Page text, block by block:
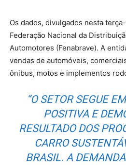
Os dados, divulgados nesta
Federação Nacional da
Automotores (Fenabrave). A
vendas de automóveis,
ônibus, motos e implementos
“O SETOR SEGUE
POSITIVA E
RESULTADO DOS
CARRO
BRASIL. A